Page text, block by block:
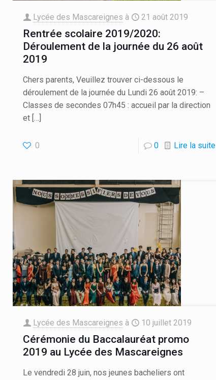
Lycée des Mascareignes à 21 août 2019
Rentrée scolaire 2019/2020:
Déroulement de la journée du 26 août
2019
Chers parents, Veuillez trouver ci-dessous le
déroulement de la journée du Lundi 26 août 2019: –
Classes de secondes 07h45 : accueil par la direction
et […]
0 0 Lire la suite
Lycée des Mascareignes à 10 juillet 2019
Cérémonie du Baccalauréat promo
2019 au Lycée des Mascareignes
Le vendredi 28 juin, nos jeunes bacheliers ont